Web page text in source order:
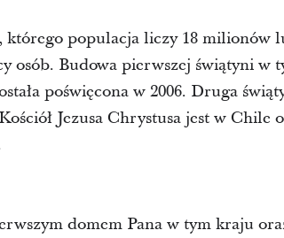
którego populacja liczy 18 milionów
osób. Budowa pierwszej świątyni w
poświęcona w 2006. Druga
Jezusa Chrystusa jest w
domem Pana w tym kraju